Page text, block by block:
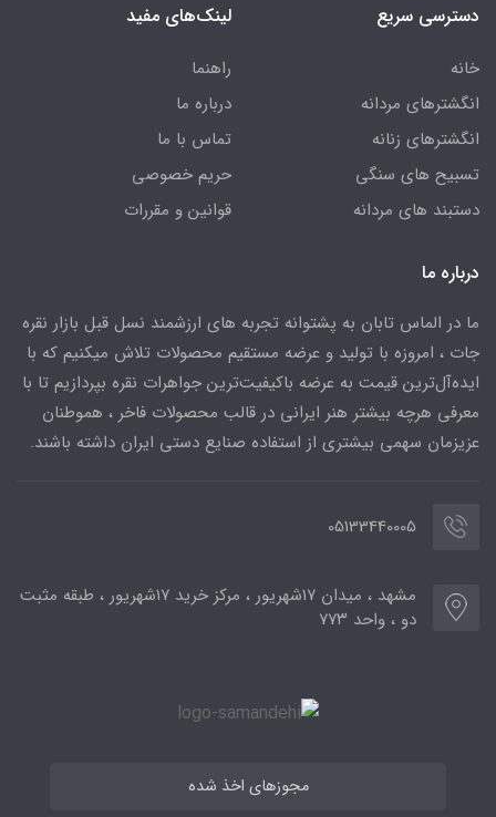
دسترسی سریع
خانه
انگشترهای مردانه
انگشترهای زنانه
تسبیح های سنگی
دستبند های مردانه
لینک‌های مفید
راهنما
درباره ما
تماس با ما
حریم خصوصی
قوانین و مقررات
درباره ما
ما در الماس تابان به پشتوانه تجربه های ارزشمند نسل قبل بازار نقره
جات ، امروزه با تولید و عرضه مستقیم محصولات تلاش میکنیم که با
ایده‌آل‌ترین قیمت به عرضه باکیفیت‌ترین جواهرات نقره بپردازیم تا با
معرفی هرچه بیشتر هنر ایرانی در قالب محصولات فاخر ، هموطنان
عزیزمان سهمی بیشتری از استفاده صنایع دستی ایران داشته باشند.
05133440005
مشهد ، میدان ۱۷شهریور ، مرکز خرید ۱۷شهریور ، طبقه مثبت
دو ، واحد ۷۷۳
مجوزهای اخذ شده